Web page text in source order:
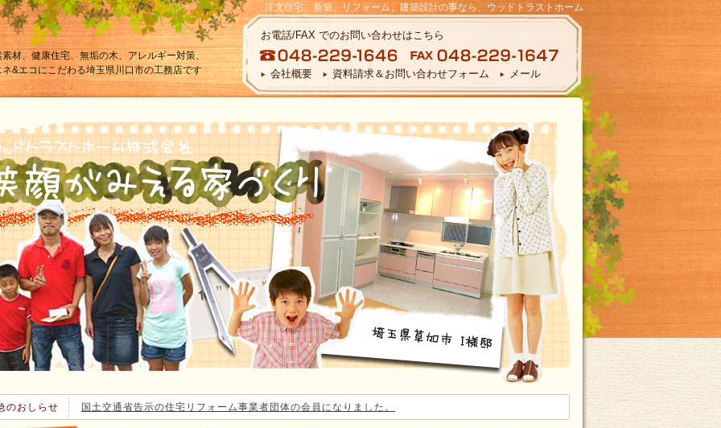
素材、健康住宅、無垢の木、アレルギー対策、
ネ&エコにこだわる埼玉県川口市の工務店です
注文住宅、新築、リフォーム、建築設計の事なら、ウッドトラストホーム
まで
お電話/FAX でのお問い合わせはこちら
会社概要 資料請求＆お問い合わせフォーム メール
のおしらせ 国土交通省告示の住宅リフォーム事業者団体の会員になりました。